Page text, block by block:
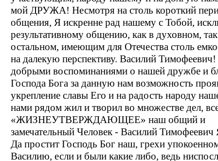
мой ДРУЖА! Несмотря на столь короткий
общения, Я искренне рад нашему с Тобой,
результативному общению, как в духовном,
остальном, имеющим для Отечества столь
на далекую перспективу. Василий
добрыми воспоминаниями о нашей дружбе и
Господа Бога за данную нам возможность
укрепление славы Его и на радость народу
нами рядом жил и творил во множестве дел,
«ЖИЗНЕУТВЕРЖДАЮЩЕЕ» наш общий и
замечательный Человек - Василий Тимофеевич
Да простит Господь Бог наш, грехи
Василию, если и были какие либо, ведь